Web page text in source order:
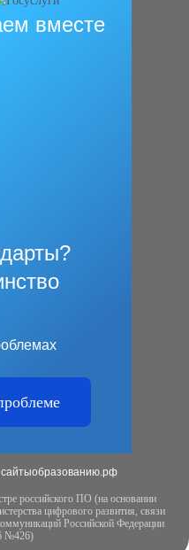
вместе
российского ПО (на основании
цифрового развития, связи
Российской Федерации
№426)